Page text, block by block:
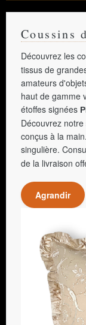
Coussins
Découvrez les
tissus de
amateurs
haut de gamme
étoffes signées
Découvrez
conçus à la
singulière.
de la livraison
Agrandir